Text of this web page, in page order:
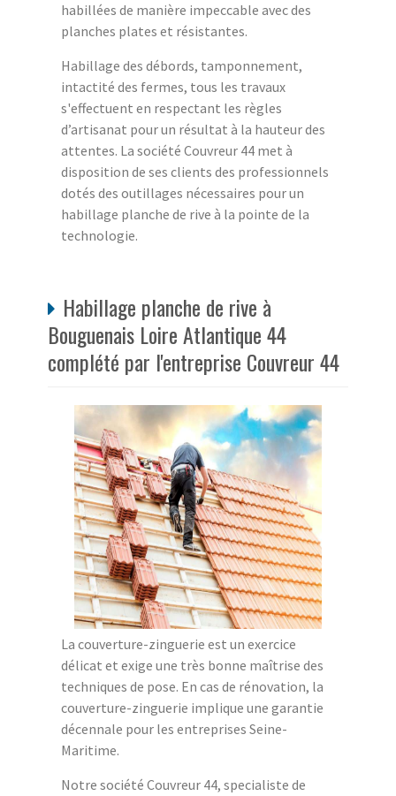
habillées de manière impeccable avec des
planches plates et résistantes.
Habillage des débords, tamponnement,
intactité des fermes, tous les travaux
s'effectuent en respectant les règles
d’artisanat pour un résultat à la hauteur des
attentes. La société Couvreur 44 met à
disposition de ses clients des professionnels
dotés des outillages nécessaires pour un
habillage planche de rive à la pointe de la
technologie.
Habillage planche de rive à
Bouguenais Loire Atlantique 44
complété par l'entreprise Couvreur 44
La couverture-zinguerie est un exercice
délicat et exige une très bonne maîtrise des
techniques de pose. En cas de rénovation, la
couverture-zinguerie implique une garantie
décennale pour les entreprises Seine-
Maritime.
Notre société Couvreur 44, specialiste de